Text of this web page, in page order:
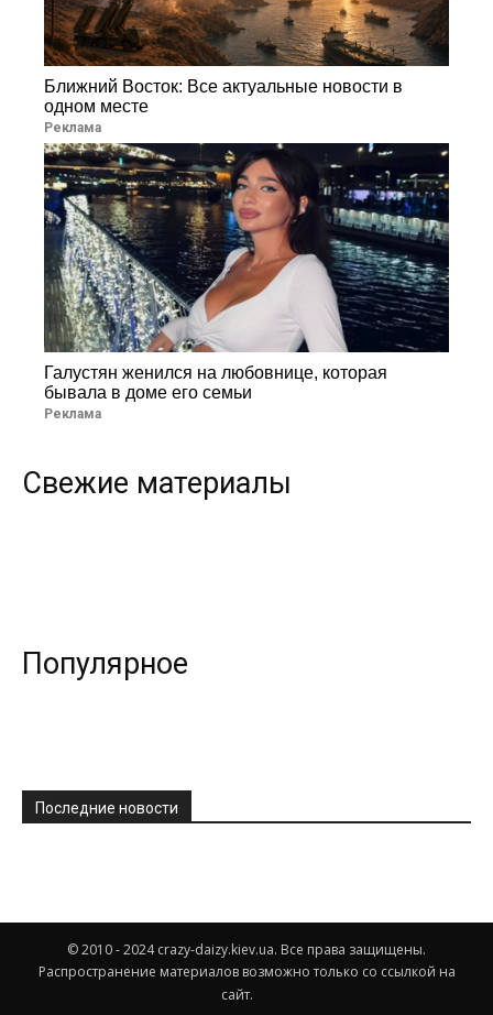
Ближний Восток: Все актуальные новости в
одном месте
Реклама
Галустян женился на любовнице, которая
бывала в доме его семьи
Реклама
Свежие материалы
Популярное
Последние новости
© 2010 - 2024 crazy-daizy.kiev.ua. Все права защищены.
Распространение материалов возможно только со ссылкой на
сайт.